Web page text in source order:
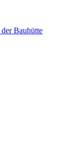
Bauhütte